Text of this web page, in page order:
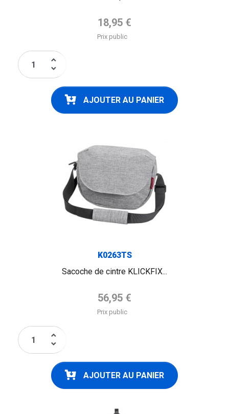
Prix de base
18,95 €
Prix public
keyboard_arrow_up
keyboard_arrow_down
AJOUTER AU PANIER
K0263TS
Sacoche de cintre KLICKFIX...
Prix de base
56,95 €
Prix public
keyboard_arrow_up
keyboard_arrow_down
AJOUTER AU PANIER